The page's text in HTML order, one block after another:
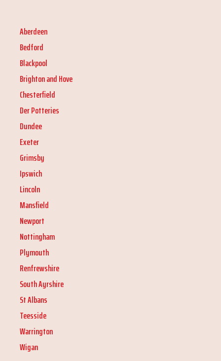
Aberdeen
Bedford
Blackpool
Brighton and Hove
Chesterfield
Der Potteries
Dundee
Exeter
Grimsby
Ipswich
Lincoln
Mansfield
Newport
Nottingham
Plymouth
Renfrewshire
South Ayrshire
St Albans
Teesside
Warrington
Wigan